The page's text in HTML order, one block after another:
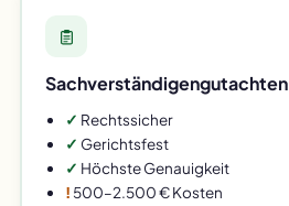
Sachverständigengutachten
✓ Rechtssicher
✓ Gerichtsfest
✓ Höchste Genauigkeit
! 500–2.500 € Kosten